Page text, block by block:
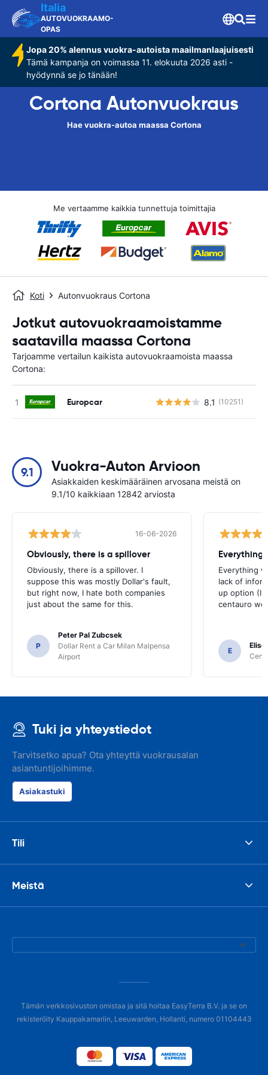
Italia
AUTOVUOKRAAMO-
OPAS
Jopa 20% alennus vuokra-autoista maailmanlaajuisesti
Tämä kampanja on voimassa 11. elokuuta 2026 asti -
hyödynnä se jo tänään!
Cortona Autonvuokraus
Hae vuokra-autoa maassa Cortona
Me vertaamme kaikkia tunnettuja toimittajia
Koti Autonvuokraus Cortona
Jotkut autovuokraamoistamme
saatavilla maassa Cortona
Tarjoamme vertailun kaikista autovuokraamoista maassa
Cortona:
Europcar 8.1 (10251)
9.1 Vuokra-Auton Arvioon
Asiakkaiden keskimääräinen arvosana meistä on
9.1/10 kaikkiaan 12842 arviosta
16-06-2026
Obviously, there is a spillover
Obviously, there is a spillover. I
suppose this was mostly Dollar's fault,
but right now, I hate both companies
just about the same for this.
P
Peter Pal Zubcsek
Dollar Rent a Car Milan Malpensa
Airport
Everything
Everything
lack of
up option (I
centauro
E
Tuki ja yhteystiedot
Tarvitsetko apua? Ota yhteyttä vuokrausalan
asiantuntijoihimme.
Asiakastuki
Tili
Meistä
Tämän verkkosivuston omistaa ja sitä hoitaa EasyTerra B.V. ja se on
rekisteröity Kauppakamariin, Leeuwarden, Hollanti, numero 01104443